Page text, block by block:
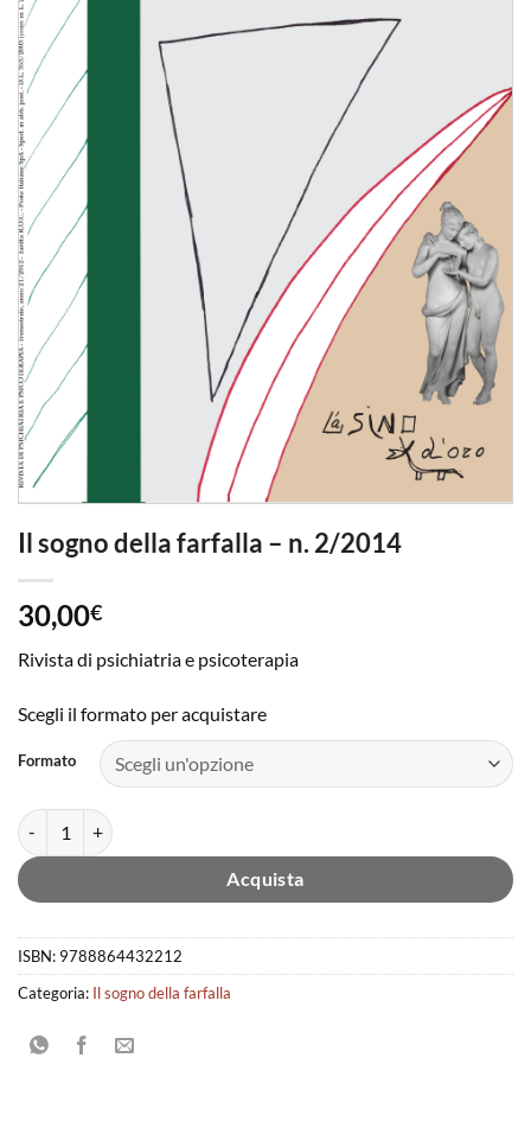
Il sogno della farfalla – n. 2/2014
30,00€
Rivista di psichiatria e psicoterapia
Scegli il formato per acquistare
Formato
Il sogno della farfalla - n. 2/2014 quantità
Acquista
ISBN: 9788864432212
Categoria: Il sogno della farfalla